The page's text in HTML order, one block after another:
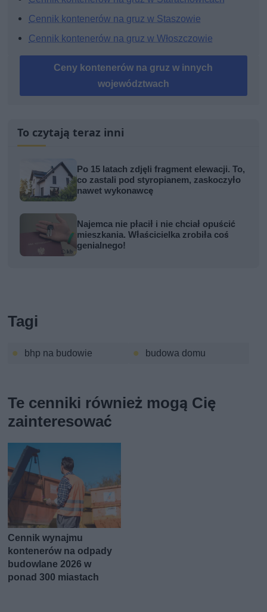
Cennik kontenerów na gruz w Staszowie
Cennik kontenerów na gruz w Włoszczowie
Ceny kontenerów na gruz w innych
województwach
To czytają teraz inni
Po 15 latach zdjęli fragment elewacji. To,
co zastali pod styropianem, zaskoczyło
nawet wykonawcę
Najemca nie płacił i nie chciał opuścić
mieszkania. Właścicielka zrobiła coś
genialnego!
Tagi
bhp na budowie budowa domu
Te cenniki również mogą Cię
zainteresować
Cennik wynajmu
kontenerów na odpady
budowlane 2026 w
ponad 300 miastach